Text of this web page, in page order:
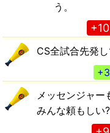
う。
CS全試合先発
メッセンジャー
みんな頼もしい?